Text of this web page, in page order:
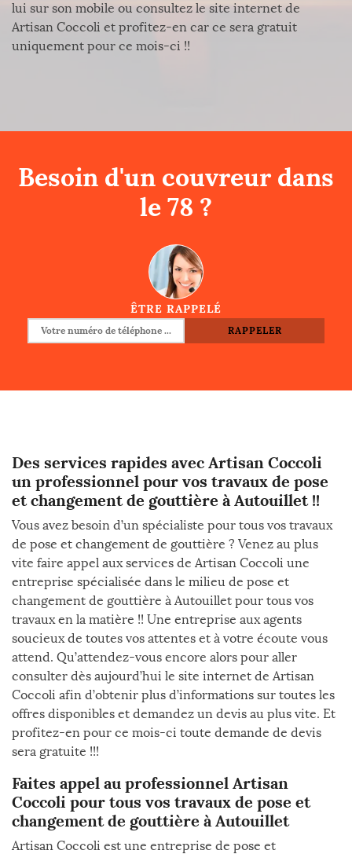
lui sur son mobile ou consultez le site internet de
Artisan Coccoli et profitez-en car ce sera gratuit
uniquement pour ce mois-ci !!
Besoin d'un couvreur dans
le 78 ?
ÊTRE RAPPELÉ
Des services rapides avec Artisan Coccoli
un professionnel pour vos travaux de pose
et changement de gouttière à Autouillet !!
Vous avez besoin d’un spécialiste pour tous vos travaux
de pose et changement de gouttière ? Venez au plus
vite faire appel aux services de Artisan Coccoli une
entreprise spécialisée dans le milieu de pose et
changement de gouttière à Autouillet pour tous vos
travaux en la matière !! Une entreprise aux agents
soucieux de toutes vos attentes et à votre écoute vous
attend. Qu’attendez-vous encore alors pour aller
consulter dès aujourd’hui le site internet de Artisan
Coccoli afin d’obtenir plus d’informations sur toutes les
offres disponibles et demandez un devis au plus vite. Et
profitez-en pour ce mois-ci toute demande de devis
sera gratuite !!!
Faites appel au professionnel Artisan
Coccoli pour tous vos travaux de pose et
changement de gouttière à Autouillet
Artisan Coccoli est une entreprise de pose et